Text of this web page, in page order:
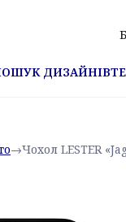
ДИЗАЙНІВ
→Чохол LESTER